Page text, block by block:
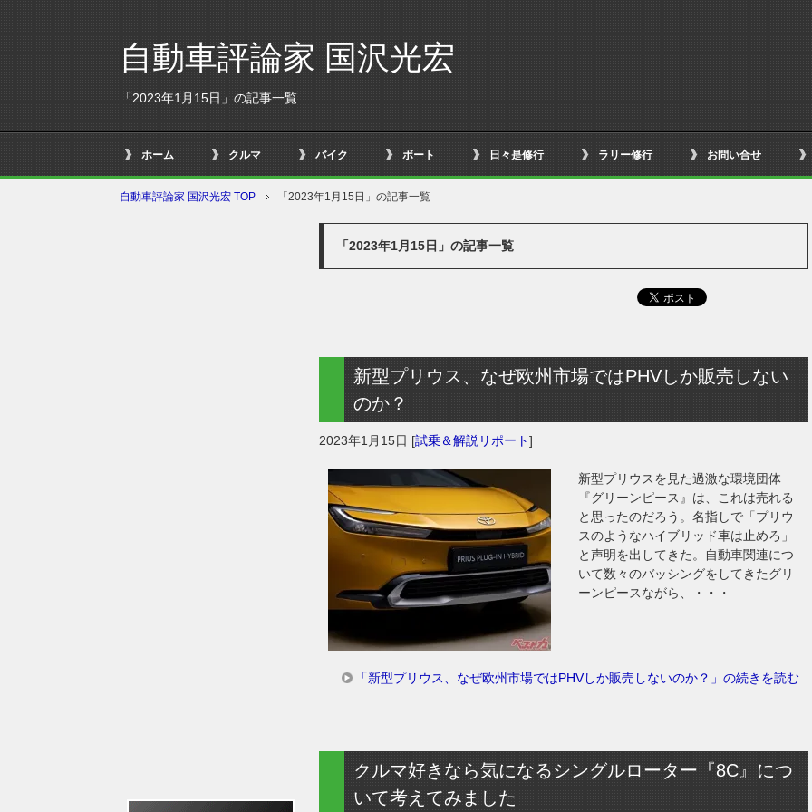
自動車評論家 国沢光宏
「2023年1月15日」の記事一覧
ホーム クルマ バイク ボート 日々是修行 ラリー修行 お問い合せ
自動車評論家 国沢光宏 TOP 「2023年1月15日」の記事一覧
「2023年1月15日」の記事一覧
新型プリウス、なぜ欧州市場ではPHVしか販売しない
のか？
2023年1月15日 [試乗＆解説リポート]
新型プリウスを見た過激な環境団体
『グリーンピース』は、これは売れる
と思ったのだろう。名指しで「プリウ
スのようなハイブリッド車は止めろ」
と声明を出してきた。自動車関連につ
いて数々のバッシングをしてきたグリ
ーンピースながら、・・・
「新型プリウス、なぜ欧州市場ではPHVしか販売しないのか？」の続きを読む
クルマ好きなら気になるシングルローター『8C』につ
いて考えてみました